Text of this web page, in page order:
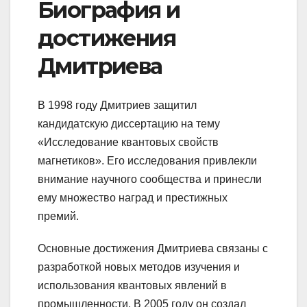
Биография и
достижения
Дмитриева
В 1998 году Дмитриев защитил
кандидатскую диссертацию на тему
«Исследование квантовых свойств
магнетиков». Его исследования привлекли
внимание научного сообщества и принесли
ему множество наград и престижных
премий.
Основные достижения Дмитриева связаны с
разработкой новых методов изучения и
использования квантовых явлений в
промышленности. В 2005 году он создал